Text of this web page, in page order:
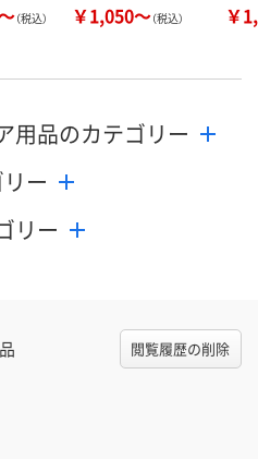
（税込） ￥1,050～（税込） ￥
用品のカテゴリー
ー
リー
閲覧履歴の削除